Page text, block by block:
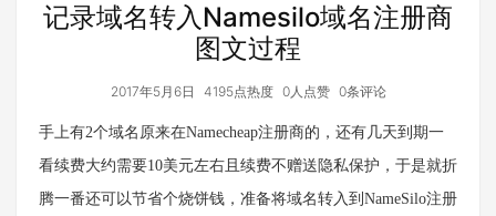
记录域名转入Namesilo域名注册商
图文过程
2017年5月6日 4195点热度 0人点赞 0条评论
手上有2个域名原来在Namecheap注册商的，还有几天到期一
看续费大约需要10美元左右且续费不赠送隐私保护，于是就折
腾一番还可以节省个烧饼钱，准备将域名转入到NameSilo注册